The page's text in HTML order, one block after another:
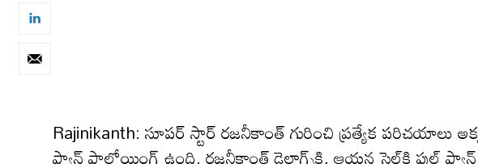
Rajinikanth: సూప‌ర్ స్టార్ ర‌జ‌నీకాంత్ గురించి ప్ర‌త్యేక